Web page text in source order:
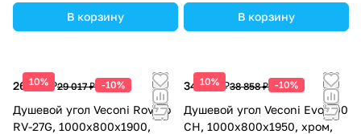
В корзину В корзину
10%
26 115 ₽29 017 ₽ -10%
Душевой угол Veconi Rovigo
RV-27G, 1000x800x1900,
10%
34 972 ₽38 858 ₽ -10%
Душевой угол Veconi Evo 200
CH, 1000х800x1950, хром,